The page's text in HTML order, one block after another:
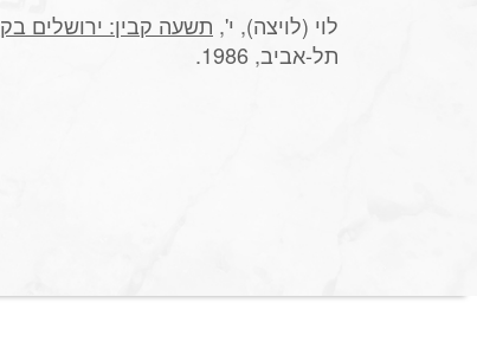
לוי (לויצה), י', תשעה קבין: ירושלים
תל-אביב, 1986.